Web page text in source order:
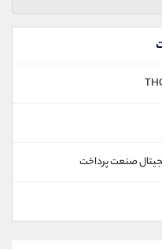
صنعت پرداخت